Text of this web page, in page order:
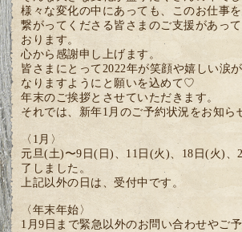
様々な変化の中にあっても、このお仕事
繋がってくださる皆さまのご支援があっ
おります。
心から感謝申し上げます。
皆さまにとって2022年が笑顔や嬉しい涙
なりますようにと願いを込めて♡
年末のご挨拶とさせていただきます。
それでは、新年1月のご予約状況をお知ら
〈1月〉
元旦(土)〜9日(日)、11日(火)、18日(火)、
了しました。
上記以外の日は、受付中です。
〈年末年始〉
1月9日まで緊急以外のお問い合わせやご